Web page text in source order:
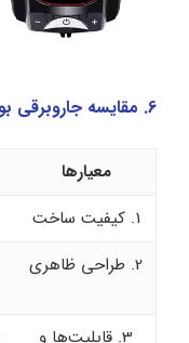
6. مقایسه جاروبرقی بوش با آاگ
معیارها
1. کیفیت ساخت
2. طراحی ظاهری
3. قابلیت‌ها و